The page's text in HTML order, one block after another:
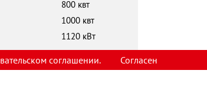
800 квт
1000 квт
1120 кВт
соглашении. Согласен